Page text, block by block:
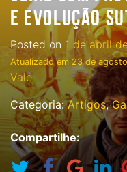
E EVOLUÇÃO
Posted on 1 de abril
Atualizado em 23 de
Vale
Categoria:Artigos,
Compartilhe: